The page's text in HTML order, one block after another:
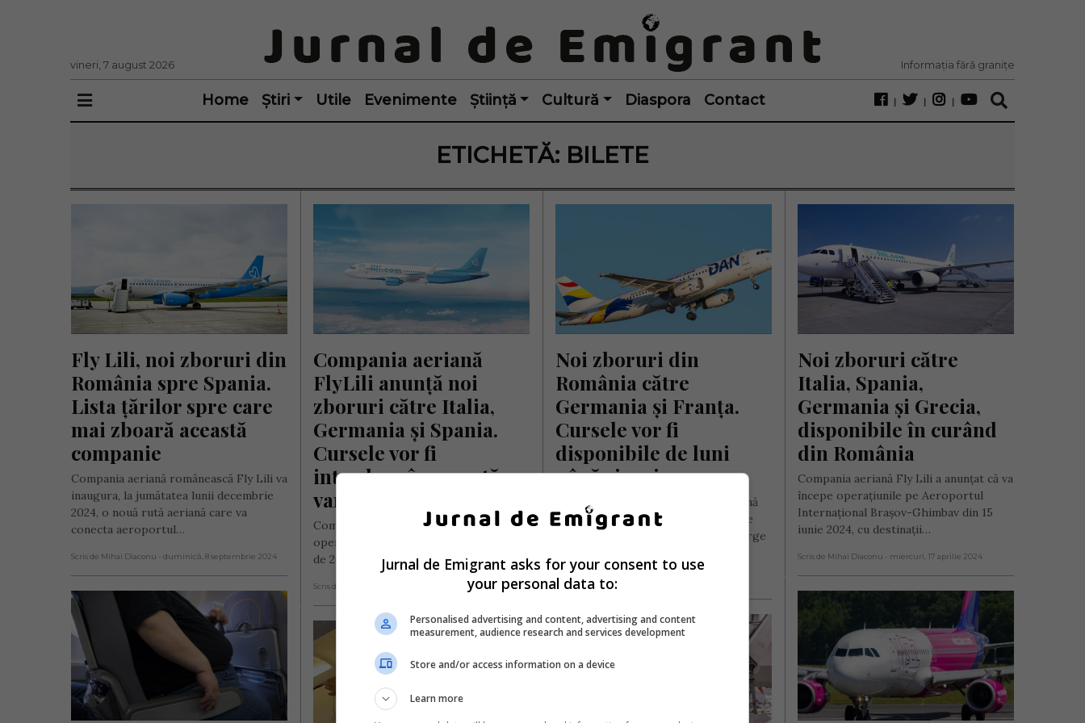
vineri, 7 august 2026 Informația fără granițe
Home Știri Utile Evenimente Știință Cultură Diaspora Contact
ETICHETĂ: BILETE
Fly Lili, noi zboruri din
România spre Spania.
Lista țărilor spre care
mai zboară această
companie
Compania aeriană românească Fly Lili va
inaugura, la jumătatea lunii decembrie
2024, o nouă rută aeriană care va
conecta aeroportul…
Scris de Mihai Diaconu - duminică, 8 septembrie 2024
Compania aeriană
FlyLili anunță noi
zboruri către Italia,
Germania și Spania.
Cursele vor fi
introduse în această
vară
Compania aeriană FlyLili va începe
operarea de zboruri regulate de la data
de 20 iulie de la Aeroportul Sibiu, oraș…
Scris de Mihai Diaconu - miercuri, 22 mai 2024
Noi zboruri din
România către
Germania și Franța.
Cursele vor fi
disponibile de luni
până vineri
Dan Air a lansat oficial orarul de iarnă
2024/2025 al zborurilor și introduce
noi destinații de la aeroportul „George
Scris de Mihai Diaconu
Noi zboruri către
Italia, Spania,
Germania și Grecia,
disponibile în curând
din România
Compania aeriană Fly Lili a anunțat că va
începe operațiunile pe Aeroportul
Internațional Brașov-Ghimbav din 15
iunie 2024, cu destinații…
Scris de Mihai Diaconu - miercuri, 17 aprilie 2024
Jurnal de Emigrant asks for your consent to use
your personal data to:
Personalised advertising and content, advertising and content
measurement, audience research and services development
Store and/or access information on a device
Learn more